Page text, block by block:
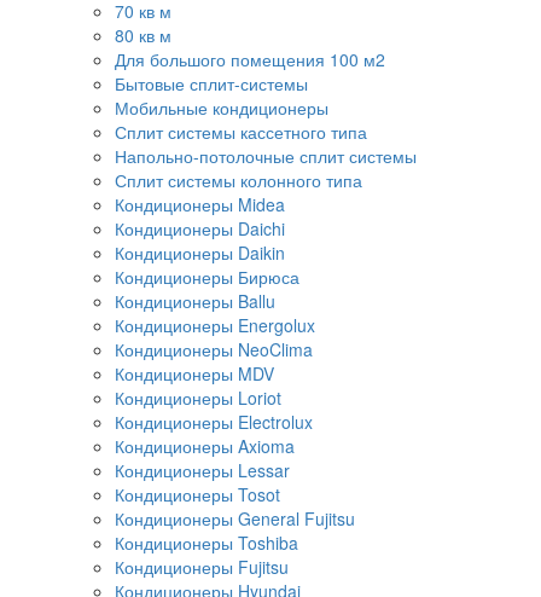
70 кв м
80 кв м
Для большого помещения 100 м2
Бытовые сплит-системы
Мобильные кондиционеры
Сплит системы кассетного типа
Напольно-потолочные сплит системы
Сплит системы колонного типа
Кондиционеры Midea
Кондиционеры Daichi
Кондиционеры Daikin
Кондиционеры Бирюса
Кондиционеры Ballu
Кондиционеры Energolux
Кондиционеры NeoClima
Кондиционеры MDV
Кондиционеры Loriot
Кондиционеры Electrolux
Кондиционеры Axioma
Кондиционеры Lessar
Кондиционеры Tosot
Кондиционеры General Fujitsu
Кондиционеры Toshiba
Кондиционеры Fujitsu
Кондиционеры Hyundai